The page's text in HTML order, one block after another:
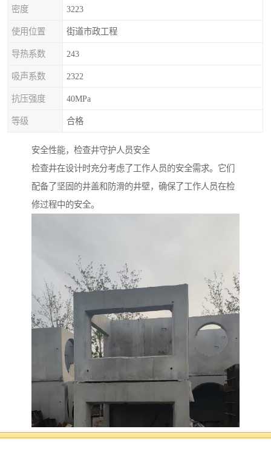
密度 3223
使用位置 街道市政工程
导热系数 243
吸声系数 2322
抗压强度 40MPa
等级 合格
安全性能，检查井守护人员安全
检查井在设计时充分考虑了工作人员的安全需求。它们
配备了坚固的井盖和防滑的井壁，确保了工作人员在检
修过程中的安全。